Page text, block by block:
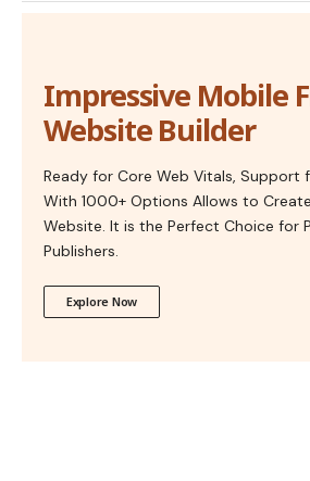
Impressive Mobile
Website Builder
Ready for Core Web Vitals, Support
With 1000+ Options Allows to
Website. It is the Perfect Choice for
Publishers.
Explore Now